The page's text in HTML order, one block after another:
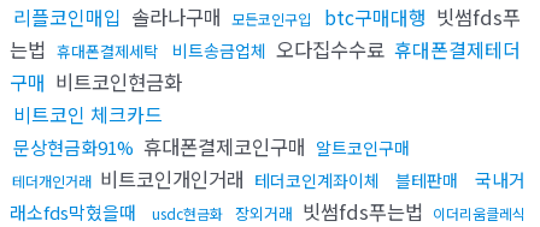
리플코인매입 솔라나구매 모든코인구입 btc구매대행 빗썸fds푸
는법 휴대폰결제세탁 비트송금업체 오다집수수료 휴대폰결제테더
구매 비트코인현금화
비트코인 체크카드
문상현금화91% 휴대폰결제코인구매 알트코인구매
테더개인거래 비트코인개인거래 테더코인계좌이체 블테판매
국내거
래소fds막혔을때
usdc현금화 장외거래 빗썸fds푸는법 이더리움클레식